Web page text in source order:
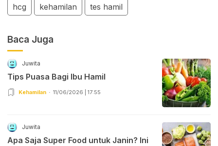
hcg kehamilan tes hamil
Baca Juga
Juwita
Tips Puasa Bagi Ibu Hamil
Kehamilan 11/06/2026 | 17:55
Juwita
Apa Saja Super Food untuk Janin? Ini